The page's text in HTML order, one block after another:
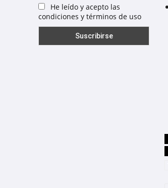
He leído y acepto las
condiciones y términos de uso